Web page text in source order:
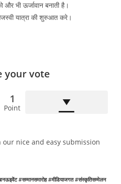
भी ऊर्जावान बनाती है।
यात्रा की शुरुआत करे।
your vote
1
Point
nice and easy submission
#सम्मानसमारोह #मीडियाजगत #संस्कृतिसम्मेलन